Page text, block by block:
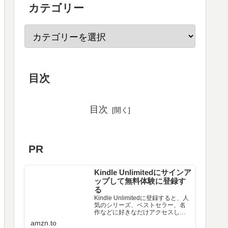
カテゴリー
目次
目次
PR
Kindle Unlimitedにサインア
ップして無料体験に登録す
る
Kindle Unlimitedに登録すると、人
気のシリーズ、ベストセラー、名
作などに好きなだけアクセスし
amzn.to